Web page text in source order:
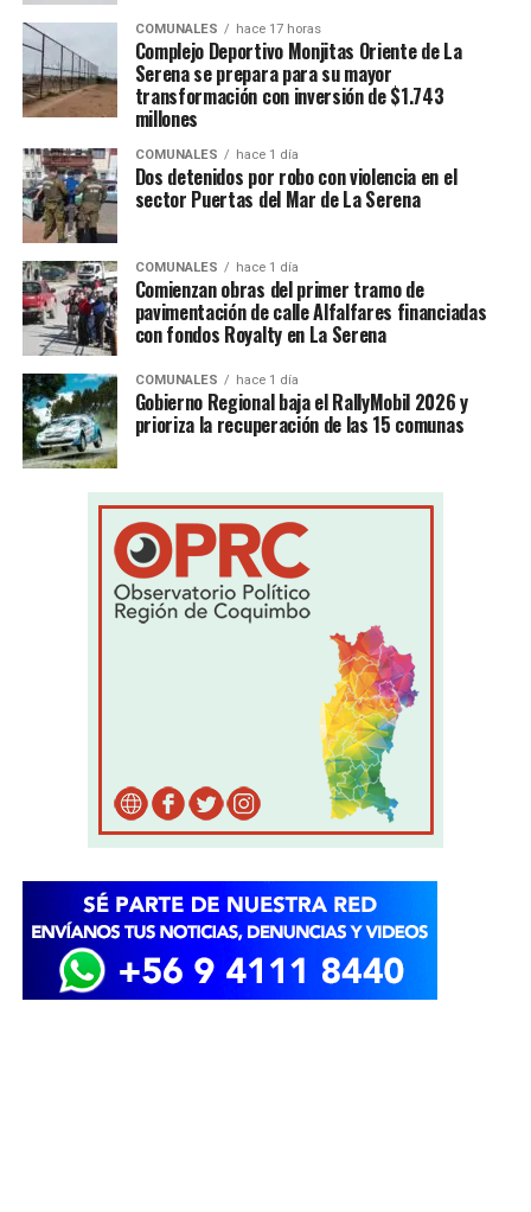
COMUNALES hace 17 horas
Complejo Deportivo Monjitas Oriente de La
Serena se prepara para su mayor
transformación con inversión de $1.743
millones
COMUNALES hace 1 día
Dos detenidos por robo con violencia en el
sector Puertas del Mar de La Serena
COMUNALES hace 1 día
Comienzan obras del primer tramo de
pavimentación de calle Alfalfares financiadas
con fondos Royalty en La Serena
COMUNALES hace 1 día
Gobierno Regional baja el RallyMobil 2026 y
prioriza la recuperación de las 15 comunas